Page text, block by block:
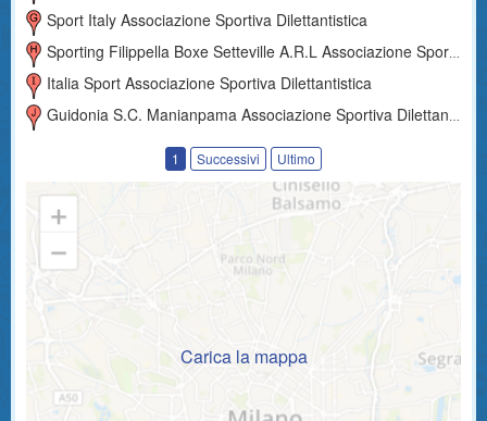
Sport Italy Associazione Sportiva Dilettantistica
Sporting Filippella Boxe Setteville A.r.l Associazione Sportiva Dilettantistica
Italia Sport Associazione Sportiva Dilettantistica
Guidonia S.c. Manianpama Associazione Sportiva Dilettantistica
1 Successivi Ultimo
Carica la mappa